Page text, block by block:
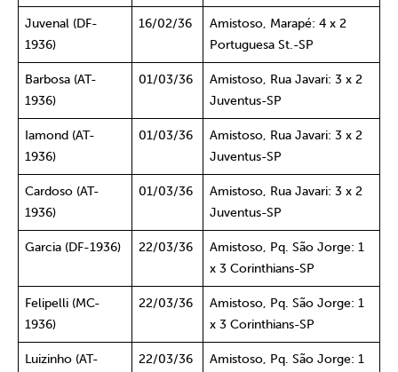
Juvenal (DF-
1936)
16/02/36
Amistoso, Marapé: 4 x 2
Portuguesa St.-SP
Barbosa (AT-
1936)
01/03/36
Amistoso, Rua Javari: 3 x 2
Juventus-SP
Iamond (AT-
1936)
01/03/36
Amistoso, Rua Javari: 3 x 2
Juventus-SP
Cardoso (AT-
1936)
01/03/36
Amistoso, Rua Javari: 3 x 2
Juventus-SP
Garcia (DF-1936) 22/03/36
Amistoso, Pq. São Jorge: 1
x 3 Corinthians-SP
Felipelli (MC-
1936)
22/03/36
Amistoso, Pq. São Jorge: 1
x 3 Corinthians-SP
Luizinho (AT-
22/03/36
Amistoso, Pq. São Jorge: 1